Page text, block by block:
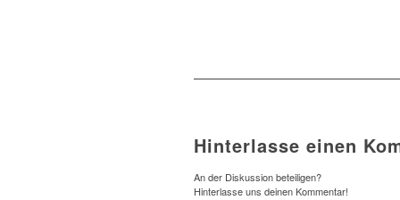
Hinterlasse einen
An der Diskussion beteiligen?
Hinterlasse uns deinen Kommentar!